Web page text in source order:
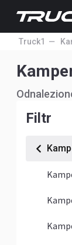
Truck1
Filtr